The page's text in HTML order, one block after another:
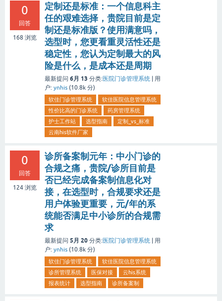
0
回答
168 浏览
定制还是标准：一个信息科主
任的艰难选择，贵院目前是定
制还是标准版？使用满意吗，
选型时，您更看重灵活性还是
稳定性，您认为定制最大的风
险是什么，是成本还是周期
最新提问 6月 13 分类:医院门诊管理系统 | 用
户: ynhis (10.8k 分)
软佳门诊管理系统
软佳医院信息管理系统
性价比高的门诊系统
药房管理系统
护士工作站
选型指南
定制_vs_标准
云南his软件厂家
0
回答
124 浏览
诊所备案制元年：中小门诊的
合规之痛，贵院/诊所目前是
否已经完成备案制信息化对
接，在选型时，合规要求还是
用户体验更重要，元/年的系
统能否满足中小诊所的合规需
求
最新提问 5月 20 分类:医院门诊管理系统 | 用
户: ynhis (10.8k 分)
软佳门诊管理系统
软佳医院信息管理系统
诊所管理系统
医保对接
云his系统
报表统计
选型指南 诊所备案制